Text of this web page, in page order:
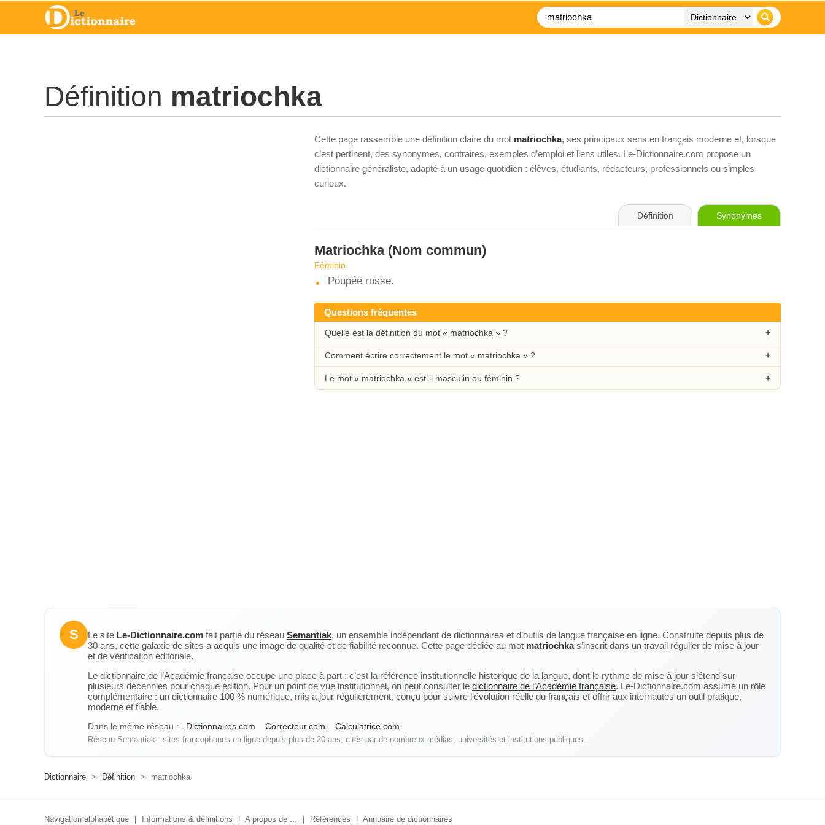
Définition matriochka
Cette page rassemble une définition claire du mot matriochka, ses principaux sens en français moderne et, lorsque
c’est pertinent, des synonymes, contraires, exemples d’emploi et liens utiles. Le-Dictionnaire.com propose un
dictionnaire généraliste, adapté à un usage quotidien : élèves, étudiants, rédacteurs, professionnels ou simples
curieux.
Définition Synonymes
Matriochka(Nom commun)
Féminin
Poupée russe.
Questions fréquentes
Quelle est la définition du mot « matriochka » ?
Comment écrire correctement le mot « matriochka » ?
Le mot « matriochka » est-il masculin ou féminin ?
S Le site Le-Dictionnaire.com fait partie du réseau Semantiak, un ensemble indépendant de dictionnaires et d’outils de langue française en ligne. Construite depuis plus de
30 ans, cette galaxie de sites a acquis une image de qualité et de fiabilité reconnue. Cette page dédiée au mot matriochkas’inscrit dans un travail régulier de mise à jour
et de vérification éditoriale.
Le dictionnaire de l’Académie française occupe une place à part : c’est la référence institutionnelle historique de la langue, dont le rythme de mise à jour s’étend sur
plusieurs décennies pour chaque édition. Pour un point de vue institutionnel, on peut consulter le dictionnaire de l’Académie française. Le-Dictionnaire.com assume un rôle
complémentaire : un dictionnaire 100 % numérique, mis à jour régulièrement, conçu pour suivre l’évolution réelle du français et offrir aux internautes un outil pratique,
moderne et fiable.
Dans le même réseau : Dictionnaires.com Correcteur.com Calculatrice.com
Réseau Semantiak : sites francophones en ligne depuis plus de 20 ans, cités par de nombreux médias, universités et institutions publiques.
Dictionnaire > Définition > matriochka
Navigation alphabétique Informations & définitions A propos de ... Références Annuaire de dictionnaires